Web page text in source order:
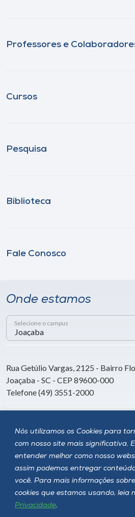
Nós utilizamos os Cookies para
com nosso site mais significativa.
entender melhor como nosso
assim podemos entregar
você. Para mais informações
cookies que estamos usando, leia
Privacidade.
Professores e
Cursos
Pesquisa
Biblioteca
Fale Conosco
Onde estamos
Selecione o campus
Rua Getúlio Vargas, 2125 - Bairro
Joaçaba - SC - CEP 89600-000
Telefone (49) 3551-2000
Siga a Unoesc